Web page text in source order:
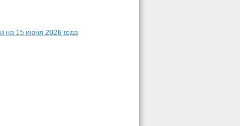
на 15 июня 2026 года